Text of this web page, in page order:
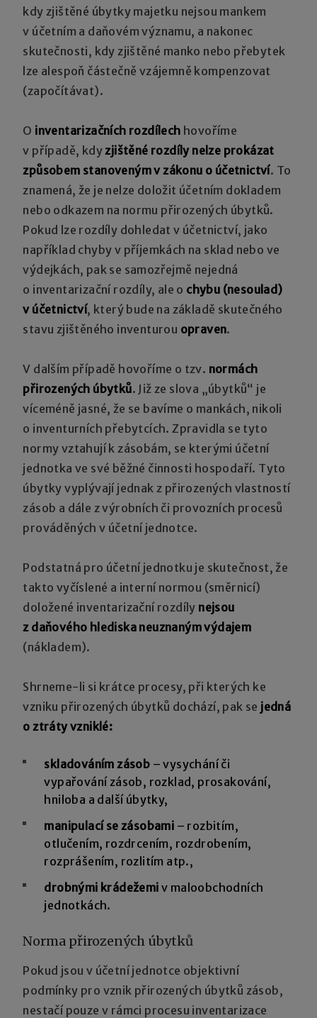
kdy zjištěné úbytky majetku nejsou mankem
v účetním a daňovém významu, a nakonec
skutečnosti, kdy zjištěné manko nebo přebytek
lze alespoň částečně vzájemně kompenzovat
(započítávat).
O inventarizačních rozdílech hovoříme
v případě, kdyzjištěné rozdíly nelze prokázat
způsobem stanoveným v zákonu o účetnictví. To
znamená, že je nelze doložit účetním dokladem
nebo odkazem na normu přirozených úbytků.
Pokud lze rozdíly dohledat v účetnictví, jako
například chyby v příjemkách na sklad nebo ve
výdejkách, pak se samozřejmě nejedná
o inventarizační rozdíly, ale o chybu (nesoulad)
v účetnictví, který bude na základě skutečného
stavu zjištěného inventurou opraven.
V dalším případě hovoříme o tzv. normách
přirozených úbytků. Již ze slova „úbytků“ je
víceméně jasné, že se bavíme o mankách, nikoli
o inventurních přebytcích. Zpravidla se tyto
normy vztahují k zásobám, se kterými účetní
jednotka ve své běžné činnosti hospodaří. Tyto
úbytky vyplývají jednak z přirozených vlastností
zásob a dále z výrobních či provozních procesů
prováděných v účetní jednotce.
Podstatná pro účetní jednotku je skutečnost, že
takto vyčíslené a interní normou (směrnicí)
doložené inventarizační rozdíly nejsou
z daňového hlediska neuznaným výdajem
(nákladem).
Shrneme-li si krátce procesy, při kterých ke
vzniku přirozených úbytků dochází, pak se jedná
o ztráty vzniklé:
skladováním zásob – vysychání či
vypařování zásob, rozklad, prosakování,
hniloba a další úbytky,
manipulací se zásobami – rozbitím,
otlučením, rozdrcením, rozdrobením,
rozprášením, rozlitím atp.,
drobnými krádežemi v maloobchodních
jednotkách.
Norma přirozených úbytků
Pokud jsou v účetní jednotce objektivní
podmínky pro vznik přirozených úbytků zásob,
nestačí pouze v rámci procesu inventarizace